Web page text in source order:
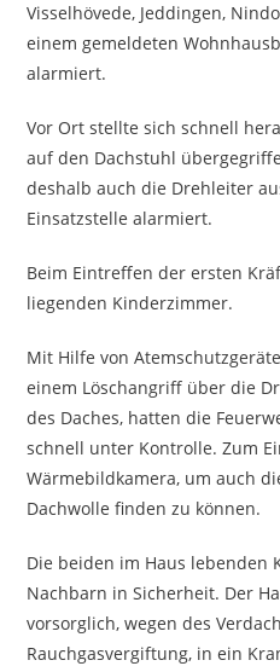
Visselhövede, Jeddingen,
einem gemeldeten
alarmiert.
Vor Ort stellte sich schnell
auf den Dachstuhl
deshalb auch die Drehleiter
Einsatzstelle alarmiert.
Beim Eintreffen der ersten
liegenden Kinderzimmer.
Mit Hilfe von
einem Löschangriff über die
des Daches, hatten die
schnell unter Kontrolle. Zum
Wärmebildkamera, um auch
Dachwolle finden zu können.
Die beiden im Haus lebenden
Nachbarn in Sicherheit. Der
vorsorglich, wegen des
Rauchgasvergiftung, in ein